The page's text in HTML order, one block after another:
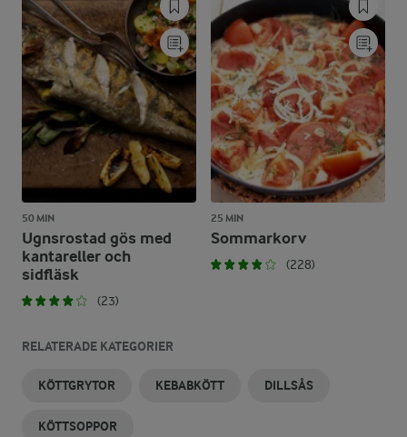
50 MIN
Ugnsrostad gös med
kantareller och
sidfläsk
(23)
25 MIN
Sommarkorv
(228)
RELATERADE KATEGORIER
KÖTTGRYTOR KEBABKÖTT DILLSÅS
KÖTTSOPPOR